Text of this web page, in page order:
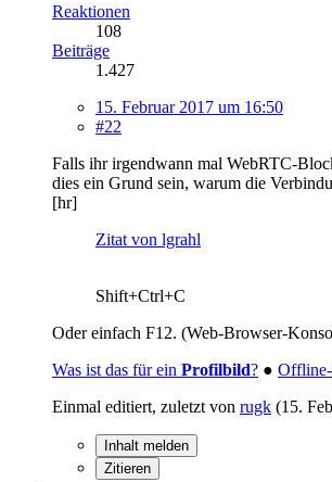
Reaktionen
108
Beiträge
1.427
15. Februar 2017 um 16:50
#22
Falls ihr irgendwann mal WebRTC-
dies ein Grund sein, warum die
[hr]
Zitat von lgrahl
Shift+Ctrl+C
Oder einfach F12. (Web-Browser-
Was ist das für ein Profilbild? ● Offline-
Einmal editiert, zuletzt von rugk (15.
Inhalt melden
Zitieren